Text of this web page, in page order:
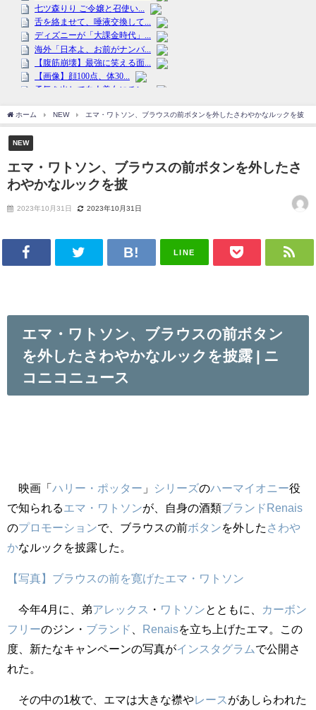
ホーム NEW エマ・ワトソン、ブラウスの前ボタンを外したさわやかなルックを披
NEW
エマ・ワトソン、ブラウスの前ボタンを外したさ
わやかなルックを披
2023年10月31日 2023年10月31日
LINE
エマ・ワトソン、ブラウスの前ボタン
を外したさわやかなルックを披露 | ニ
コニコニュース
映画「 ハリー・ポッター 」 シリーズのハーマイオニー役
で知られる エマ・ワトソンが、自身の酒類ブランド Renais
のプロモーションで、ブラウスの前ボタンを外した さわや
かなルックを披露した。
【写真】ブラウスの前を寛げたエマ・ワトソン
今年4月に、弟アレックス ・ ワトソン とともに、
カーボン
フリーのジン・ ブランド Renaisを立ち上げたエマ。この
度、新たなキャンペーンの写真がインスタグラムで公開さ
れた。
その中の1枚で、エマは大きな襟やレース があしらわれた